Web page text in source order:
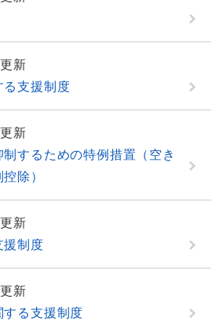
新
る支援制度
新
するための特例措置（空き
除）
新
援制度
新
する支援制度